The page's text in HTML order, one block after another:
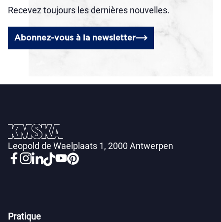
Recevez toujours les dernières nouvelles.
Abonnez-vous à la newsletter
Leopold de Waelplaats 1, 2000 Antwerpen
Pratique